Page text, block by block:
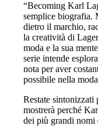
“Becoming Karl
semplice biografia.
dietro il marchio,
la creatività di
moda e la sua
serie intende
nota per aver
possibile nella
Restate sintonizzati
mostrerà perché
dei più grandi nomi